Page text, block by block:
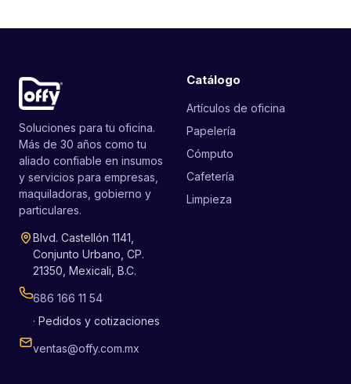
Soluciones para tu oficina.
Más de 30 años como tu
aliado confiable en insumos
y servicios para empresas,
maquiladoras, gobierno y
particulares.
Blvd. Castellón 1141,
Conjunto Urbano, CP.
21350, Mexicali, B.C.
686 166 11 54
· Pedidos y cotizaciones
ventas@offy.com.mx
Catálogo
Artículos de oficina
Papelería
Cómputo
Cafetería
Limpieza